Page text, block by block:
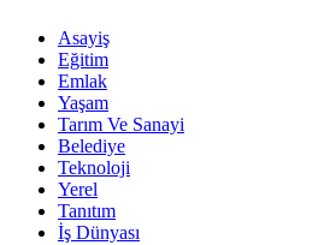
Asayiş
Eğitim
Emlak
Yaşam
Tarım Ve Sanayi
Belediye
Teknoloji
Yerel
Tanıtım
İş Dünyası